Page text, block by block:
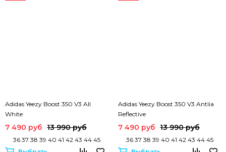
Adidas Yeezy Boost 350 V3 All
White
7 490 руб 13 990 руб
36 37 38 39 40 41 42 43 44 45
Adidas Yeezy Boost 350 V3 Antlia
Reflective
7 490 руб 13 990 руб
36 37 38 39 40 41 42 43 44 45